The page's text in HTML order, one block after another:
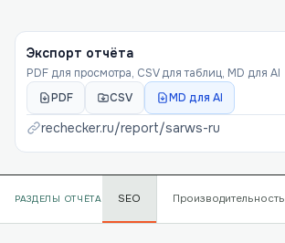
Экспорт отчёта
PDF для просмотра, CSV для таблиц, MD для AI
PDF
CSV MD для AI
rechecker.ru/report/sarws-ru
РАЗДЕЛЫ ОТЧЁТА SEO Производительность